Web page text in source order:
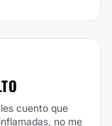
cuento que
no me